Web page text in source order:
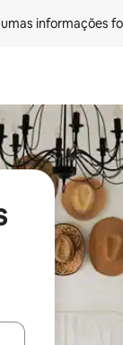
informações